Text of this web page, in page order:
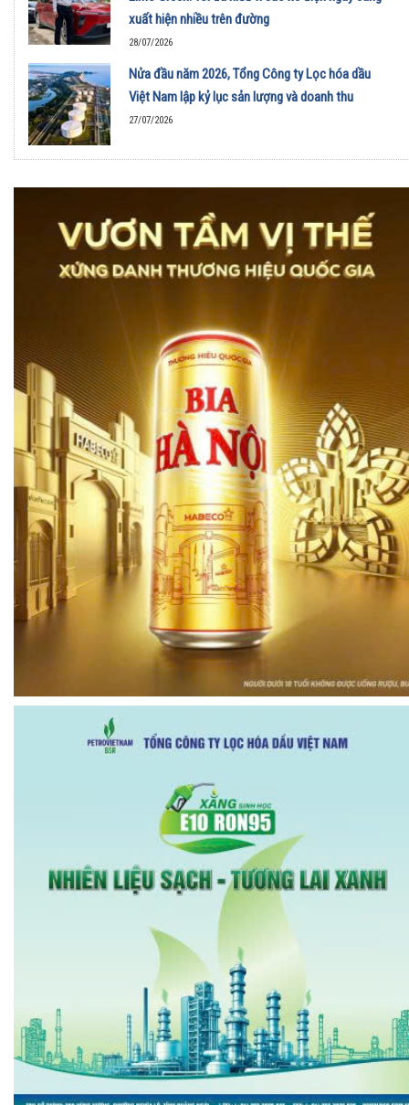
xuất hiện nhiều trên đường
28/07/2026
Nửa đầu năm 2026, Tổng Công ty Lọc hóa dầu
Việt Nam lập kỷ lục sản lượng và doanh thu
27/07/2026